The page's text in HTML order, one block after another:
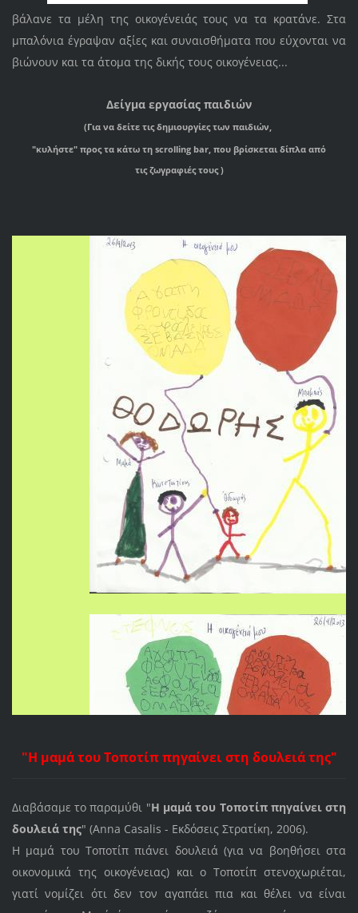
βάλανε τα μέλη της οικογένειάς τους να τα κρατάνε. Στα
μπαλόνια έγραψαν αξίες και συναισθήματα που εύχονται να
βιώνουν και τα άτομα της δικής τους οικογένειας...
Δείγμα εργασίας παιδιών
(Για να δείτε τις δημιουργίες των παιδιών,
"κυλήστε" προς τα κάτω τη scrolling bar, που βρίσκεται δίπλα από
τιςζωγραφιές τους )
"Η μαμά του Τοποτίπ πηγαίνει στη δουλειά της"
Διαβάσαμε το παραμύθι "Η μαμά του Τοποτίπ πηγαίνει στη
δουλειά της" (Anna Casalis - Εκδόσεις Στρατίκη, 2006).
Η μαμά του Τοποτίπ πιάνει δουλειά (για να βοηθήσει στα
οικονομικά της οικογένειας) και ο Τοποτίπ στενοχωριέται,
γιατί νομίζει ότι δεν τον αγαπάει πια και θέλει να είναι